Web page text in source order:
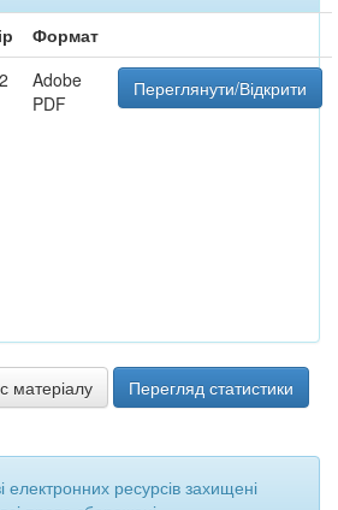
Формат
Adobe
PDF
Переглянути/Відкрити
матеріалу Перегляд статистики
електронних ресурсів захищені